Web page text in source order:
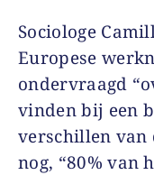
Sociologe
Europese
ondervraagd
vinden bij een
verschillen van
nog, “80% van